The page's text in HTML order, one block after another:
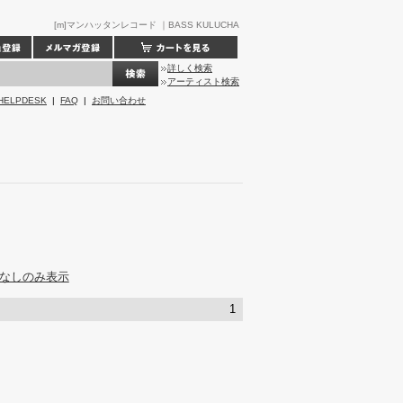
[m]マンハッタンレコード ｜BASS KULUCHA
詳しく検索
アーティスト検索
| FAQ | お問い合わせ
しのみ表示
1